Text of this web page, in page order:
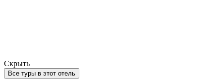
Скрыть
Все туры в этот отель